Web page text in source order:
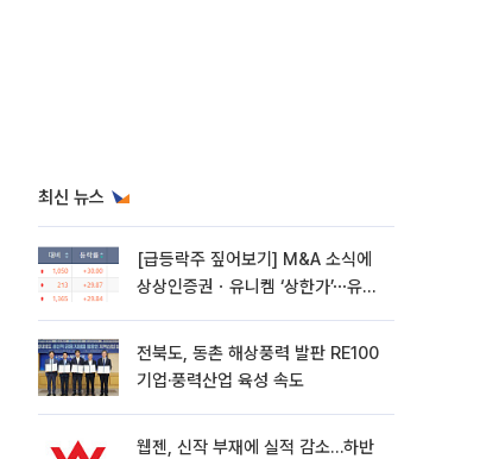
최신 뉴스
[급등락주 짚어보기] M&A 소식에
상상인증권ㆍ유니켐 ‘상한가’⋯유증
전북도, 동촌 해상풍력 발판 RE100
기업·풍력산업 육성 속도
웹젠, 신작 부재에 실적 감소…하반